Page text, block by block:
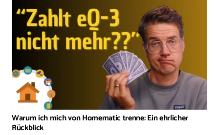
Warum ich mich von Homematic trenne: Ein ehrlicher
Rückblick